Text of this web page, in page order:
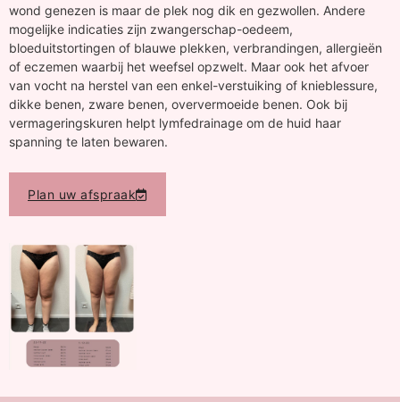
wond genezen is maar de plek nog dik en gezwollen. Andere
mogelijke indicaties zijn zwangerschap-oedeem,
bloeduitstortingen of blauwe plekken, verbrandingen, allergieën
of eczemen waarbij het weefsel opzwelt. Maar ook het afvoer
van vocht na herstel van een enkel-verstuiking of knieblessure,
dikke benen, zware benen, oververmoeide benen. Ook bij
vermageringskuren helpt lymfedrainage om de huid haar
spanning te laten bewaren.
Plan uw afspraak